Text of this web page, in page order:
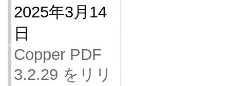
2025年3月14
日
Copper PDF
3.2.29 をリリ